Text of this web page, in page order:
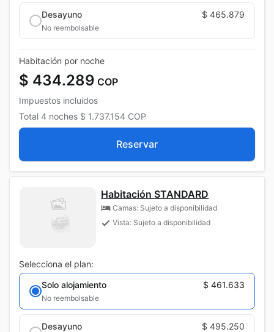
Desayuno $ 465.879
No reembolsable
Habitación por noche
$ 434.289 COP
Impuestos incluidos
Total 4 noches $ 1.737.154 COP
Reservar
Habitación STANDARD
Camas: Sujeto a disponibilidad
Vista: Sujeto a disponibilidad
Selecciona el plan:
Solo alojamiento
$ 461.633
No reembolsable
Desayuno $ 495.250